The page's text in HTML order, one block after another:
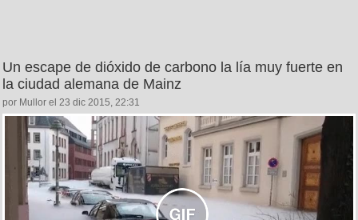
Un escape de dióxido de carbono la lía muy fuerte en
la ciudad alemana de Mainz
por Mullor el 23 dic 2015, 22:31